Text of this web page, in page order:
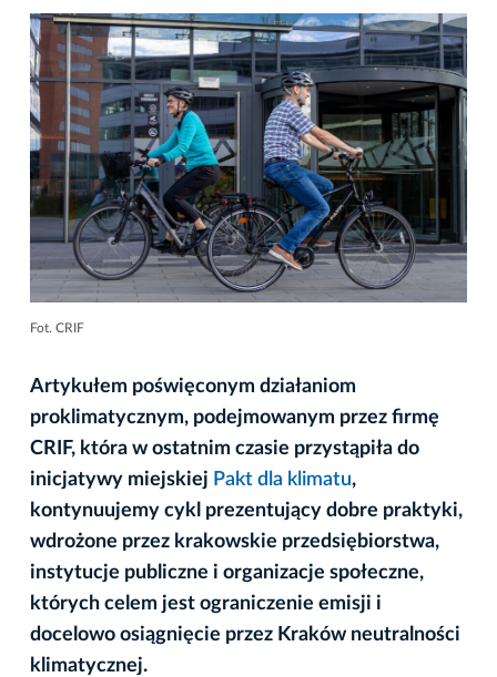
Fot. CRIF
Artykułem poświęconym działaniom
proklimatycznym, podejmowanym przez firmę
CRIF, która w ostatnim czasie przystąpiła do
inicjatywy miejskiej Pakt dla klimatu,
kontynuujemy cykl prezentujący dobre praktyki,
wdrożone przez krakowskie przedsiębiorstwa,
instytucje publiczne i organizacje społeczne,
których celem jest ograniczenie emisji i
docelowo osiągnięcie przez Kraków neutralności
klimatycznej.